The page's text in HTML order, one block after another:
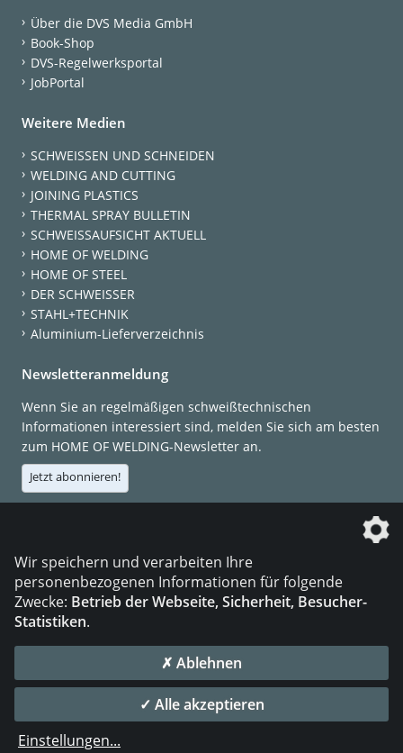
Über die DVS Media GmbH
Book-Shop
DVS-Regelwerksportal
JobPortal
Weitere Medien
SCHWEISSEN UND SCHNEIDEN
WELDING AND CUTTING
JOINING PLASTICS
THERMAL SPRAY BULLETIN
SCHWEISSAUFSICHT AKTUELL
HOME OF WELDING
HOME OF STEEL
DER SCHWEISSER
STAHL+TECHNIK
Aluminium-Lieferverzeichnis
Newsletteranmeldung
Wenn Sie an regelmäßigen schweißtechnischen
Informationen interessiert sind, melden Sie sich am besten
zum HOME OF WELDING-Newsletter an.
Jetzt abonnieren!
Die DVS Media GmbH ist ein Unternehmen der
© 2026 DVS Media GmbH
Datenschutzeinstellungen
die profilschmiede - Internetagentur
Wir speichern und verarbeiten Ihre
personenbezogenen Informationen für folgende
Zwecke: Betrieb der Webseite, Sicherheit, Besucher-
Statistiken.
✗ Ablehnen
✓ Alle akzeptieren
Einstellungen...